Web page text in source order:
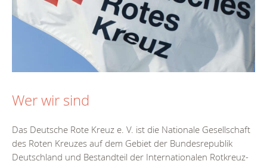
Wer wir sind
Das Deutsche Rote Kreuz e. V. ist die Nationale Gesellschaft
des Roten Kreuzes auf dem Gebiet der Bundesrepublik
Deutschland und Bestandteil der Internationalen Rotkreuz-